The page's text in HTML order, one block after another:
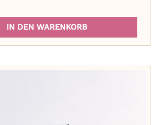
IN DEN WARENKORB